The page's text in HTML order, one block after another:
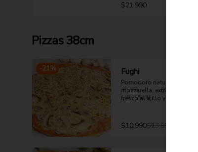
$21.990
Pizzas 38cm
-21% Fughi
Pomodoro natural, queso
mozzarella, extra champiñón
fresco al ajillo y orégano.
$10.990$13.990